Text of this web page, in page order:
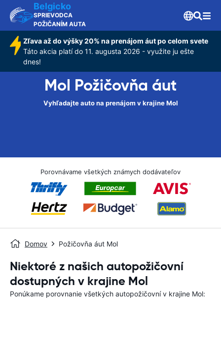
Belgicko
SPRIEVODCA
POŽIČANÍM AUTA
Zľava až do výšky 20% na prenájom áut po celom svete
Táto akcia platí do 11. augusta 2026 - využite ju ešte
dnes!
Mol Požičovňa áut
Vyhľadajte auto na prenájom v krajine Mol
Porovnávame všetkých známych dodávateľov
Domov Požičovňa áut Mol
Niektoré z našich autopožičovní
dostupných v krajine Mol
Ponúkame porovnanie všetkých autopožičovní v krajine Mol: